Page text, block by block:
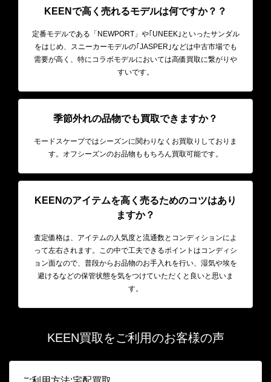
KEENで高く売れるモデルは何ですか？ ？
定番モデルである「NEWPORT」や｢UNEEK｣といったサンダル
をはじめ、スニーカーモデルの｢JASPER｣などは中古市場でも
需要が高く、特にコラボモデルにおいては高価買取に繋がりや
すいです。
季節外れの品物でも買取できますか？
モードスケープではシーズンに関わりなくお買取りしておりま
す。オフシーズンのお品物ももちろん買取可能です。
KEENのアイテムを高く売るためのコツはあり
ますか？
査定価格は、アイテムの人気度と流通数とコンディションによ
って左右されます。この中で工夫できるポイントはコンディシ
ョン面なので、普段からお品物のお手入れを行い、湿気や埃を
避けるなどの保管状態を気をつけていただくと良いと思いま
す。
KEEN買取をご利用のお客様の声